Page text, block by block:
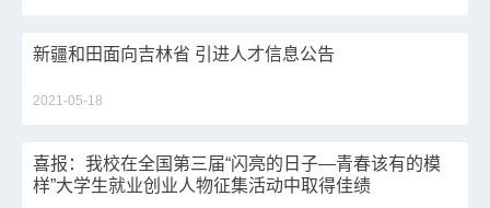
新疆和田面向吉林省 引进人才信息公告
2021-05-18
喜报：我校在全国第三届“闪亮的日子—青春该有的模
样”大学生就业创业人物征集活动中取得佳绩